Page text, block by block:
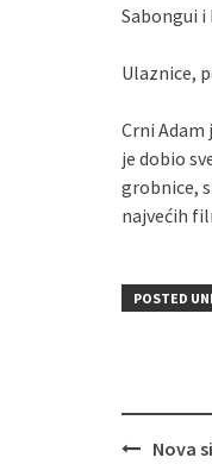
Sabongui i
Ulaznice,
Crni
je dobio
grobnice,
najvećih
POSTED
PostNova